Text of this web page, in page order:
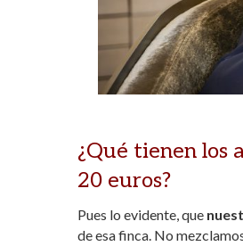
¿Qué tienen los
20 euros?
Pues lo evidente, que
de esa finca. No